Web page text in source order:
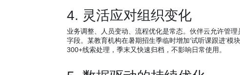
4. 灵活应对组织变化
业务调整、人员变动、流程优化是常态。伙伴云允许管
字段。某教育机构在暑期招生季临时增加‘试听课跟进’
300+线索处理，季末又快速归档，不影响日常使用。